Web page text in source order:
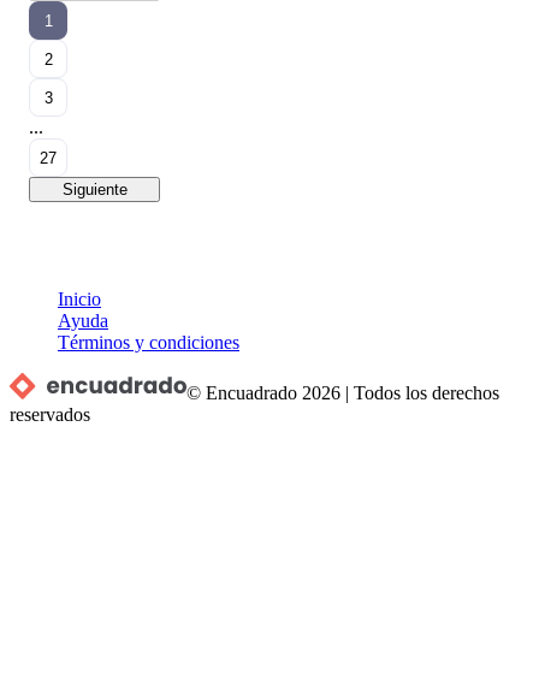
1
2
3
...
27
Siguiente
Inicio
Ayuda
Términos y condiciones
© Encuadrado 2026 |Todos los derechos
reservados